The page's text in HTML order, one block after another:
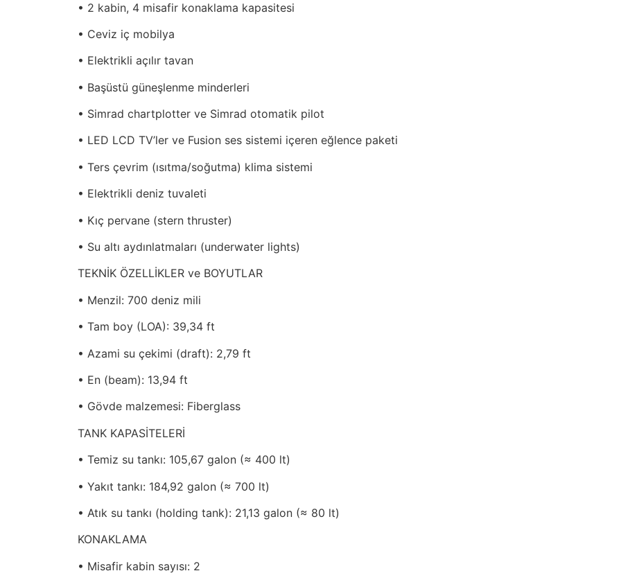
• 2 kabin, 4 misafir konaklama kapasitesi
• Ceviz iç mobilya
• Elektrikli açılır tavan
• Başüstü güneşlenme minderleri
• Simrad chartplotter ve Simrad otomatik pilot
• LED LCD TV’ler ve Fusion ses sistemi içeren eğlence paketi
• Ters çevrim (ısıtma/soğutma) klima sistemi
• Elektrikli deniz tuvaleti
• Kıç pervane (stern thruster)
• Su altı aydınlatmaları (underwater lights)
TEKNİK ÖZELLİKLER ve BOYUTLAR
• Menzil: 700 deniz mili
• Tam boy (LOA): 39,34 ft
• Azami su çekimi (draft): 2,79 ft
• En (beam): 13,94 ft
• Gövde malzemesi: Fiberglass
TANK KAPASİTELERİ
• Temiz su tankı: 105,67 galon (≈ 400 lt)
• Yakıt tankı: 184,92 galon (≈ 700 lt)
• Atık su tankı (holding tank): 21,13 galon (≈ 80 lt)
KONAKLAMA
• Misafir kabin sayısı: 2